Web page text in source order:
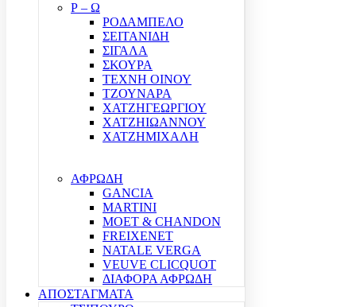
Ρ – Ω
ΡΟΔΑΜΠΕΛΟ
ΣΕΙΤΑΝΙΔΗ
ΣΙΓΑΛΑ
ΣΚΟΥΡΑ
ΤΕΧΝΗ ΟΙΝΟΥ
ΤΖΟΥΝΑΡΑ
ΧΑΤΖΗΓΕΩΡΓΙΟΥ
ΧΑΤΖΗΙΩΑΝΝΟΥ
ΧΑΤΖΗΜΙΧΑΛΗ
ΑΦΡΩΔΗ
GANCIA
MARTINI
MOET & CHANDON
FREIXENET
NATALE VERGA
VEUVE CLICQUOT
ΔΙΑΦΟΡΑ ΑΦΡΩΔΗ
ΑΠΟΣΤΑΓΜΑΤΑ